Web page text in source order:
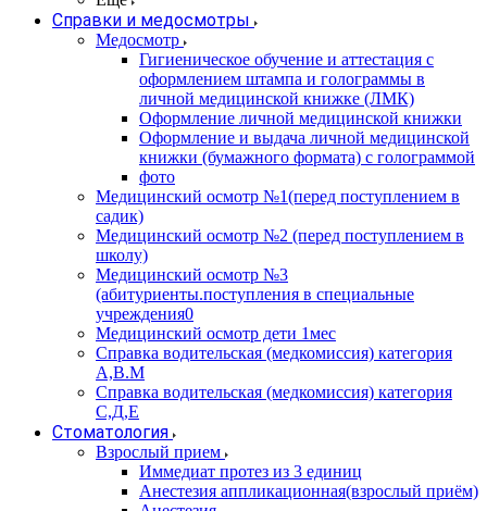
Справки и медосмотры
Медосмотр
Гигиеническое обучение и аттестация с
оформлением штампа и голограммы в
личной медицинской книжке (ЛМК)
Оформление личной медицинской книжки
Оформление и выдача личной медицинской
книжки (бумажного формата) с голограммой
фото
Медицинский осмотр №1(перед поступлением в
садик)
Медицинский осмотр №2 (перед поступлением в
школу)
Медицинский осмотр №3
(абитуриенты.поступления в специальные
учреждения0
Медицинский осмотр дети 1мес
Справка водительская (медкомиссия) категория
А,В.М
Справка водительская (медкомиссия) категория
С,Д,Е
Стоматология
Взрослый прием
Иммедиат протез из 3 единиц
Анестезия аппликационная(взрослый приём)